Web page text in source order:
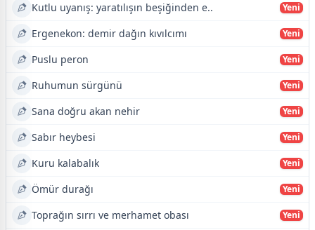
Kutlu uyanış: yaratılışın beşiğinden e.. Yeni
Ergenekon: demir dağın kıvılcımı Yeni
Puslu peron Yeni
Ruhumun sürgünü Yeni
Sana doğru akan nehir Yeni
Sabır heybesi Yeni
Kuru kalabalık Yeni
Ömür durağı Yeni
Toprağın sırrı ve merhamet obası Yeni